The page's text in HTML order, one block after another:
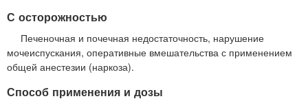
С осторожностью
Печеночная и почечная недостаточность, нарушение
мочеиспускания, оперативные вмешательства с применением
общей анестезии (наркоза).
Способ применения и дозы